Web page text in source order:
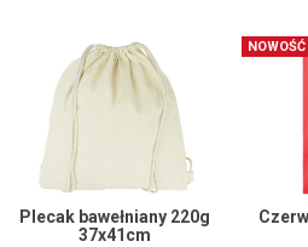
Plecak bawełniany 220g
37x41cm
NOWOŚĆ